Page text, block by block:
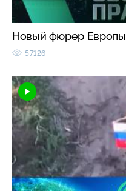
Новый фюрер Европы
57126